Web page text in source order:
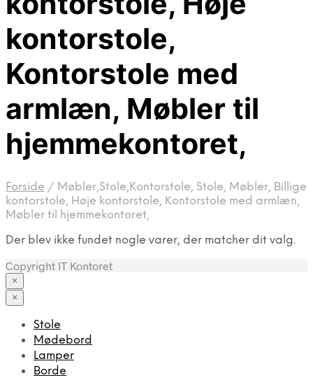
kontorstole,
Kontorstole med
armlæn, Møbler til
hjemmekontoret,
Forside / Møbler,Stole,Kontorstole, Stole, Møbler, Billige
kontorstole, Høje kontorstole, Kontorstole med armlæn,
Møbler til hjemmekontoret,
Der blev ikke fundet nogle varer, der matcher dit valg.
Copyright IT Kontoret
×
×
Stole
Mødebord
Lamper
Borde